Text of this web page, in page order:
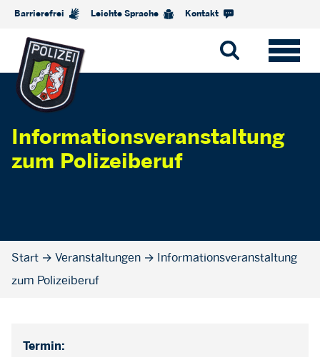
Barrierefrei Leichte Sprache Kontakt
Informationsveranstaltung
zum Polizeiberuf
Start → Veranstaltungen → Informationsveranstaltung
zum Polizeiberuf
Termin: